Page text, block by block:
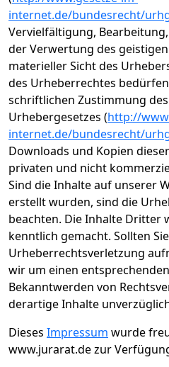
internet.de/bundesrecht/
Vervielfältigung,
der Verwertung des
materieller Sicht des
des Urheberrechtes
schriftlichen Zustimmung
Urhebergesetzes (http://
internet.de/bundesrecht/
Downloads und Kopien
privaten und nicht
Sind die Inhalte auf unserer
erstellt wurden, sind die
beachten. Die Inhalte Dritter
kenntlich gemacht. Sollten
Urheberrechtsverletzung
wir um einen
Bekanntwerden von
derartige Inhalte
Dieses Impressum wurde
www.jurarat.de zur